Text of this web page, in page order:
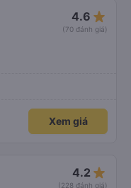
4.6 star_rate
(70 đánh giá)
Xem giá
4.2 star_rate
(228 đánh giá)